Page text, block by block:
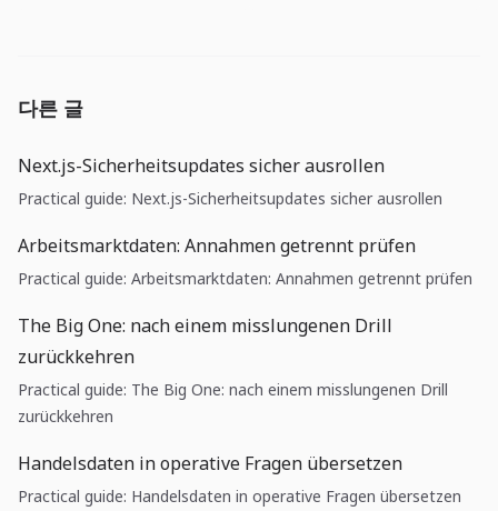
다른 글
Next.js-Sicherheitsupdates sicher ausrollen
Practical guide: Next.js-Sicherheitsupdates sicher ausrollen
Arbeitsmarktdaten: Annahmen getrennt prüfen
Practical guide: Arbeitsmarktdaten: Annahmen getrennt prüfen
The Big One: nach einem misslungenen Drill
zurückkehren
Practical guide: The Big One: nach einem misslungenen Drill
zurückkehren
Handelsdaten in operative Fragen übersetzen
Practical guide: Handelsdaten in operative Fragen übersetzen